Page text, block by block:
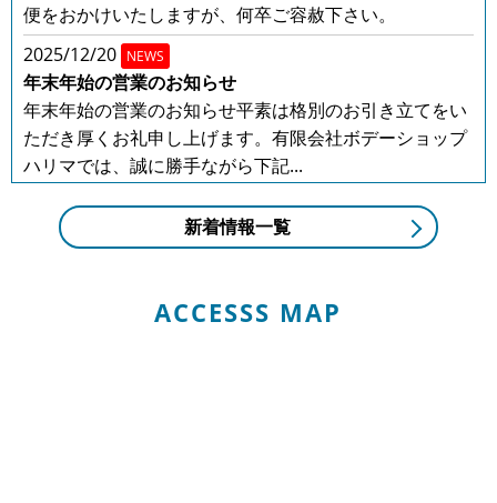
便をおかけいたしますが、何卒ご容赦下さい。
2025/12/20 NEWS
年末年始の営業のお知らせ
年末年始の営業のお知らせ平素は格別のお引き立てをい
ただき厚くお礼申し上げます。有限会社ボデーショップ
ハリマでは、誠に勝手ながら下記...
2025/08/01 NEWS
夏季休業のお知らせ
ら下記日程を夏季休業とさせてい...
新着情報一覧
ACCESSS MAP